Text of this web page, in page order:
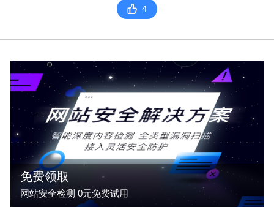
4
免费领取
网站安全检测 0元免费试用